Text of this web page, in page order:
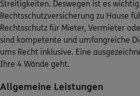
Bequem online oder telefonisch.
Kontakt
Meine
Streitigkeiten. Deswegen ist es
Rechtsschutzversicherung zu Hause
Rechtsschutz für Mieter, Vermieter
sind kompetente und umfangreiche
ums Recht inklusive. Eine
Ihre 4 Wände geht.
Allgemeine Leistungen